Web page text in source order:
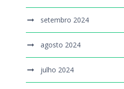
setembro 2024
agosto 2024
julho 2024